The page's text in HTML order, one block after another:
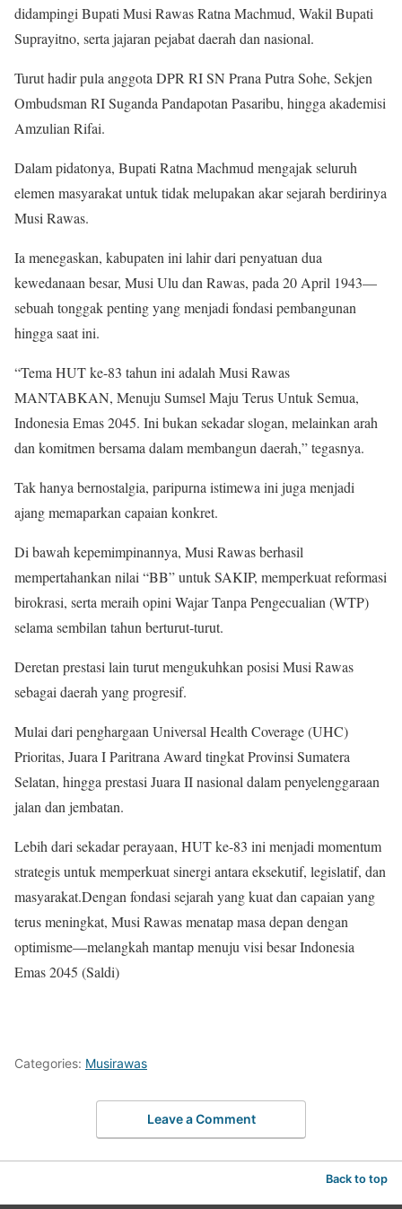
didampingi Bupati Musi Rawas Ratna Machmud, Wakil Bupati
Suprayitno, serta jajaran pejabat daerah dan nasional.
Turut hadir pula anggota DPR RI SN Prana Putra Sohe, Sekjen
Ombudsman RI Suganda Pandapotan Pasaribu, hingga akademisi
Amzulian Rifai.
Dalam pidatonya, Bupati Ratna Machmud mengajak seluruh
elemen masyarakat untuk tidak melupakan akar sejarah berdirinya
Musi Rawas.
Ia menegaskan, kabupaten ini lahir dari penyatuan dua
kewedanaan besar, Musi Ulu dan Rawas, pada 20 April 1943—
sebuah tonggak penting yang menjadi fondasi pembangunan
hingga saat ini.
“Tema HUT ke-83 tahun ini adalah Musi Rawas
MANTABKAN, Menuju Sumsel Maju Terus Untuk Semua,
Indonesia Emas 2045. Ini bukan sekadar slogan, melainkan arah
dan komitmen bersama dalam membangun daerah,” tegasnya.
Tak hanya bernostalgia, paripurna istimewa ini juga menjadi
ajang memaparkan capaian konkret.
Di bawah kepemimpinannya, Musi Rawas berhasil
mempertahankan nilai “BB” untuk SAKIP, memperkuat reformasi
birokrasi, serta meraih opini Wajar Tanpa Pengecualian (WTP)
selama sembilan tahun berturut-turut.
Deretan prestasi lain turut mengukuhkan posisi Musi Rawas
sebagai daerah yang progresif.
Mulai dari penghargaan Universal Health Coverage (UHC)
Prioritas, Juara I Paritrana Award tingkat Provinsi Sumatera
Selatan, hingga prestasi Juara II nasional dalam penyelenggaraan
jalan dan jembatan.
Lebih dari sekadar perayaan, HUT ke-83 ini menjadi momentum
strategis untuk memperkuat sinergi antara eksekutif, legislatif, dan
masyarakat.Dengan fondasi sejarah yang kuat dan capaian yang
terus meningkat, Musi Rawas menatap masa depan dengan
optimisme—melangkah mantap menuju visi besar Indonesia
Emas 2045 (Saldi)
Categories: Musirawas
Leave a Comment
Back to top